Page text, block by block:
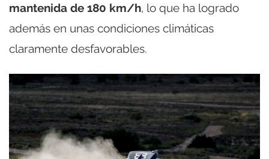
mantenida de 180 km/h, lo que ha logrado
además en unas condiciones climáticas
claramente desfavorables.